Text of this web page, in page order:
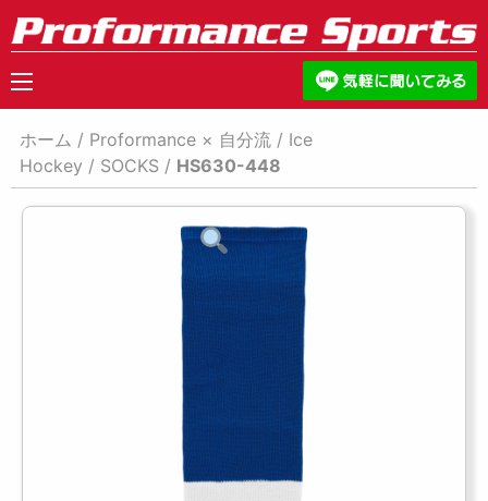
ホーム / Proformance × 自分流 / Ice
Hockey / SOCKS / HS630-448